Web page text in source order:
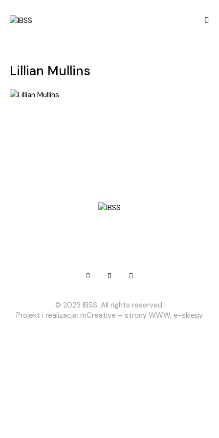
Lillian Mullins
© 2025 IBSS. All rights reserved.
Projekt i realizacja: mCreative – strony WWW, e-sklepy